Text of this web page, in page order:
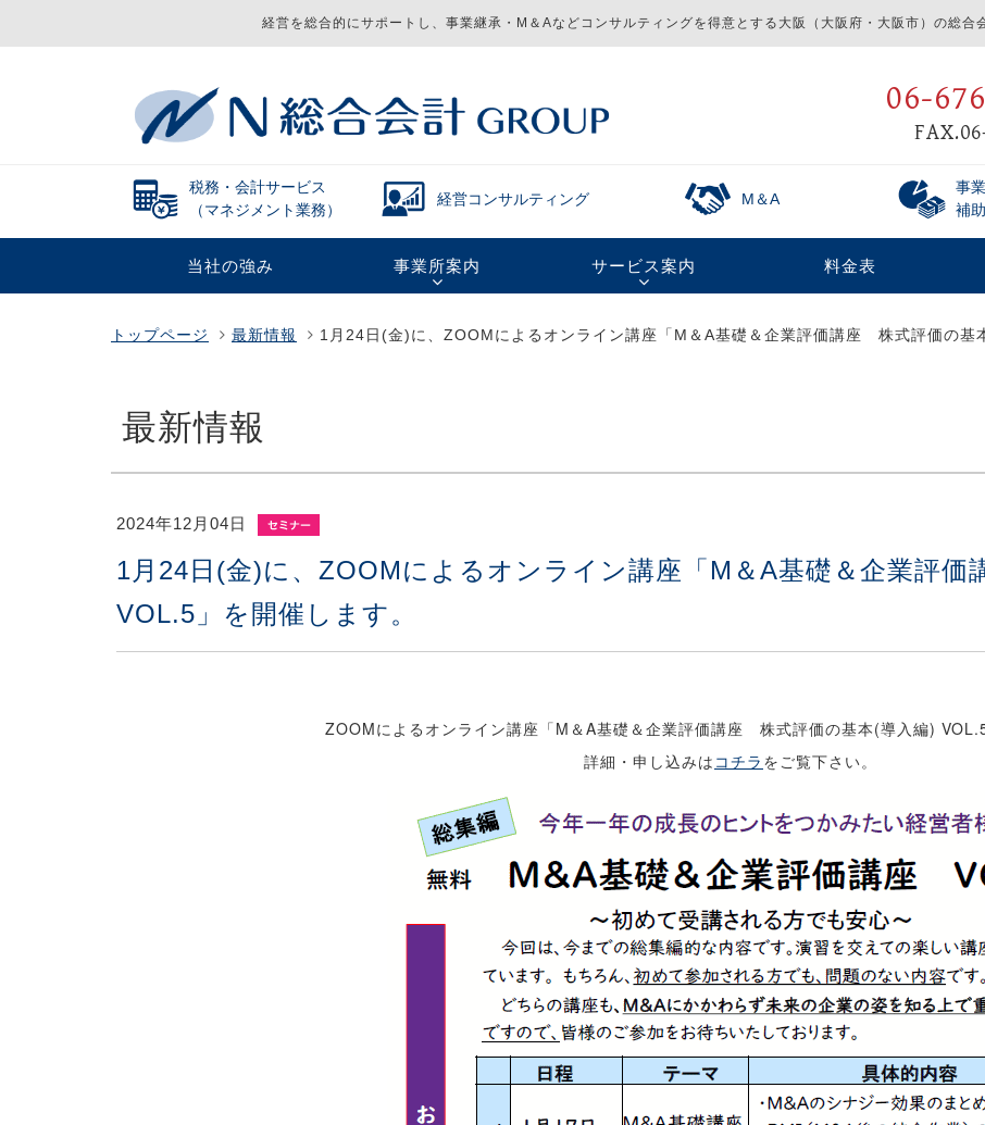
経営を総合的にサポートし、事業継承・M＆Aなどコンサルティングを得意とする 大阪（大阪府・大阪市）の総合
06-
税務・会計サービス
（マネジメント業務）
経営コンサルティング M＆A
事
補
当社の強み 事業所案内 サービス案内 料金表
トップページ 最新情報 1月24日(金)に、ZOOMによるオンライン講座「M＆A基礎＆企業評価講座 株式評価の基
最新情報
2024年12月04日
1月24日(金)に、ZOOMによるオンライン講座「M＆A基礎＆企業評
VOL.5」を開催します。
ZOOMによるオンライン講座「M＆A基礎＆企業評価講座 株式評価の基本(導入編) VOL.5
詳細・申し込みは コチラ をご覧下さい。